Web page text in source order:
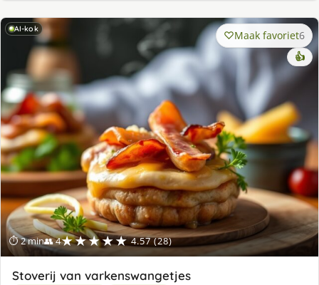
AI-kok
⏱ 2 min👥 4★★★★★ 4.57 (28)
Maak favoriet6
👍
Stoverij van varkenswangetjes